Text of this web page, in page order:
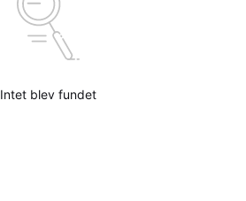
Intet blev fundet